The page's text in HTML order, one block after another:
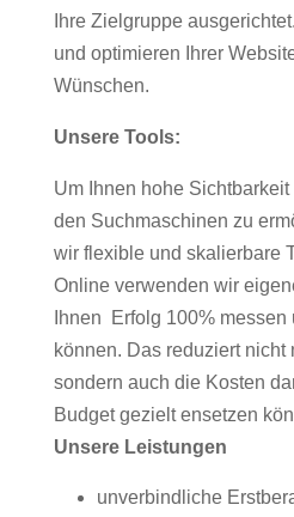
Ihre Zielgruppe
und optimieren Ihrer
Wünschen.
Unsere Tools:
Um Ihnen hohe Sichtbarkeit
den Suchmaschinen zu
wir flexible und skalierbare
Online verwenden wir
Ihnen Erfolg 100%
können. Das reduziert nicht
sondern auch die Kosten
Budget gezielt ensetzen
Unsere Leistungen
unverbindliche